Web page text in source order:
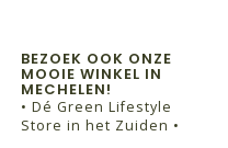
BEZOEK OOK ONZE
MOOIE WINKEL IN
MECHELEN!
• Dé Green Lifestyle
Store in het Zuiden •